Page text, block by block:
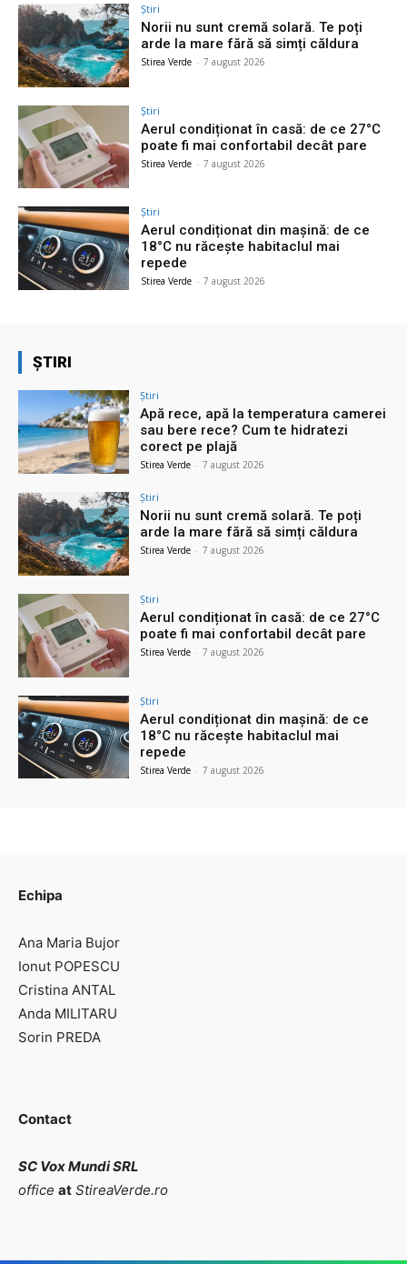
Știri
Norii nu sunt cremă solară. Te poți
arde la mare fără să simți căldura
Stirea Verde - 7 august 2026
Știri
Aerul condiționat în casă: de ce 27°C
poate fi mai confortabil decât pare
Stirea Verde - 7 august 2026
Știri
Aerul condiționat din mașină: de ce
18°C nu răcește habitaclul mai
repede
Stirea Verde - 7 august 2026
ȘTIRI
Știri
Apă rece, apă la temperatura camerei
sau bere rece? Cum te hidratezi
corect pe plajă
Stirea Verde - 7 august 2026
Știri
Norii nu sunt cremă solară. Te poți
arde la mare fără să simți căldura
Stirea Verde - 7 august 2026
Știri
Aerul condiționat în casă: de ce 27°C
poate fi mai confortabil decât pare
Stirea Verde - 7 august 2026
Știri
Aerul condiționat din mașină: de ce
18°C nu răcește habitaclul mai
repede
Stirea Verde - 7 august 2026
Echipa
Ana Maria Bujor
Ionut POPESCU
Cristina ANTAL
Anda MILITARU
Sorin PREDA
Contact
SC Vox Mundi SRL
office at StireaVerde.ro